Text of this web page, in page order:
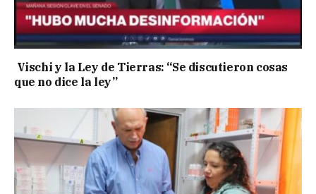
Vischi y la Ley de Tierras: “Se discutieron cosas
que no dice la ley”